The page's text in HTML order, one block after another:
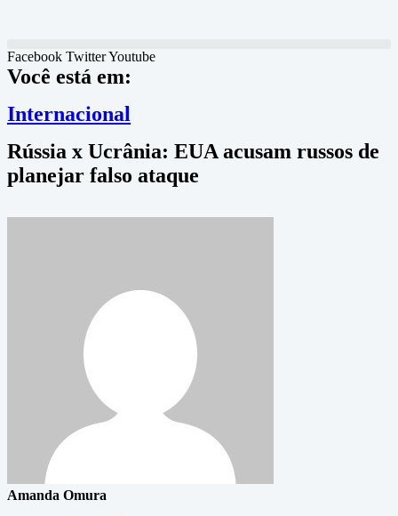
Facebook TwitterYoutube
Você está em:
Internacional
Rússia x Ucrânia: EUA acusam russos de
planejar falso ataque
Amanda Omura